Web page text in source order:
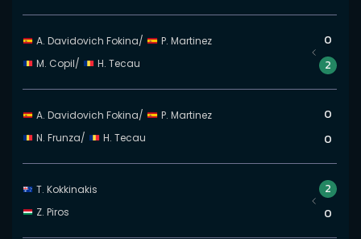
A. Davidovich Fokina/
P. Martinez
M. Copil/ H. Tecau
0
2
A. Davidovich Fokina/
P. Martinez
N. Frunza/ H. Tecau
0
0
T. Kokkinakis
Z. Piros
2
0